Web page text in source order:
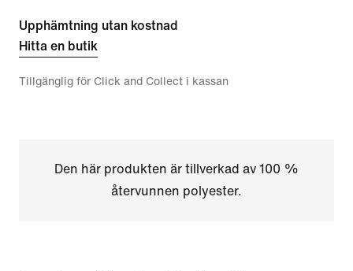
Upphämtning utan kostnad
Hitta en butik
Tillgänglig för Click and Collect i kassan
Den här produkten är tillverkad av 100 %
återvunnen polyester.